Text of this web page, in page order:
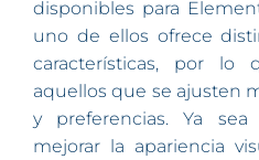
disponibles para
uno de ellos ofrece
características, por lo
aquellos que se ajusten
y preferencias. Ya
mejorar la apariencia